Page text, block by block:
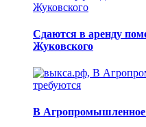
Сдаются в аренду
Жуковского
В Агропромышленное